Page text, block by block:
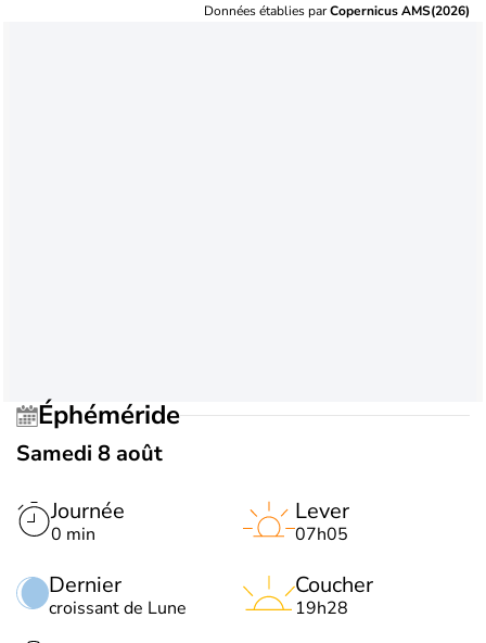
Données établies parCopernicus AMS(2026)
Éphéméride
Samedi 8 août
Journée
0 min
Dernier
croissant de Lune
Lever
07h05
Coucher
19h28